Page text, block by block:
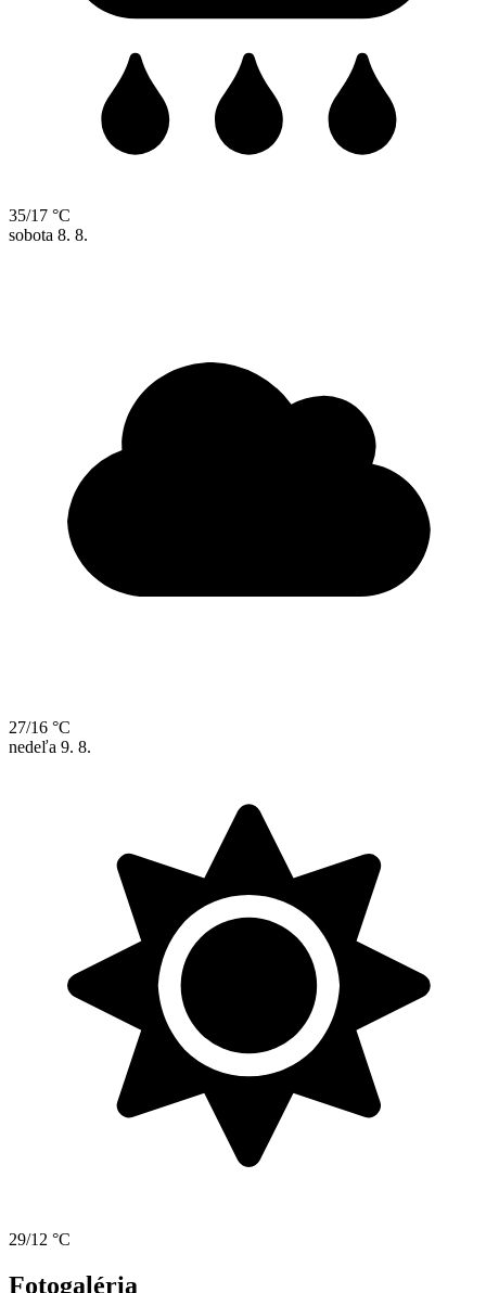
35/17 °C
sobota 8. 8.
27/16 °C
nedeľa 9. 8.
29/12 °C
Fotogaléria